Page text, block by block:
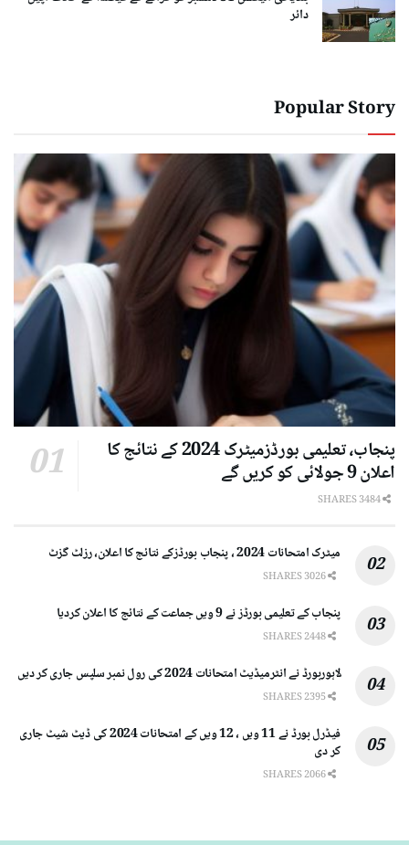
دائر
Popular Story
پنجاب، تعلیمی بورڈزمیٹرک 2024 کے نتائج کا
اعلان 9 جولائی کو کریں گے
میٹرک امتحانات 2024 ، پنجاب بورڈزکے نتائج کا اعلان، رزلٹ گزٹ
پنجاب کے تعلیمی بورڈز نے 9 ویں جماعت کے نتائج کا اعلان کردیا
لاہوربورڈ نے انٹرمیڈیٹ امتحانات 2024 کی رول نمبر سلپس جاری کر دیں
فیڈرل بورڈ نے 11 ویں ، 12 ویں کے امتحانات 2024 کی ڈیٹ شیٹ جاری
کر دی